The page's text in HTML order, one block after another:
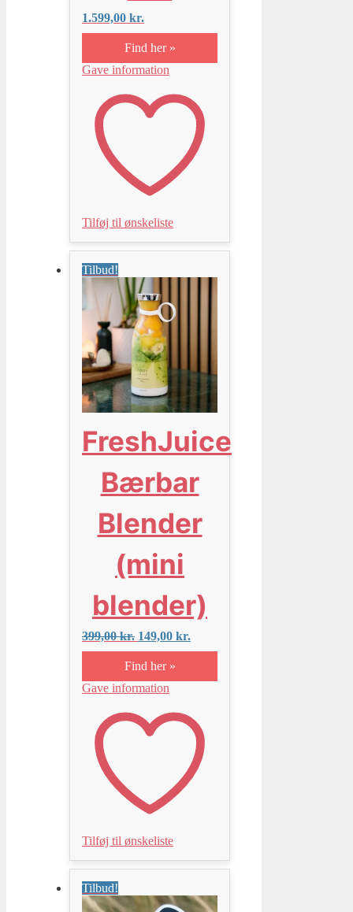
1.599,00 kr.
Find her »
Gave information
Tilføj til ønskeliste
Tilbud!
FreshJuice
Bærbar
Blender
(mini
blender)
399,00kr. Den
oprindelige
pris
399,00 kr..
149,00 kr.
aktuelle
Find her »
Gave information
Tilføj til ønskeliste
Tilbud!